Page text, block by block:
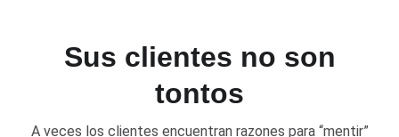
Sus clientes no son
tontos
​A veces los clientes encuentran razones para “mentir”